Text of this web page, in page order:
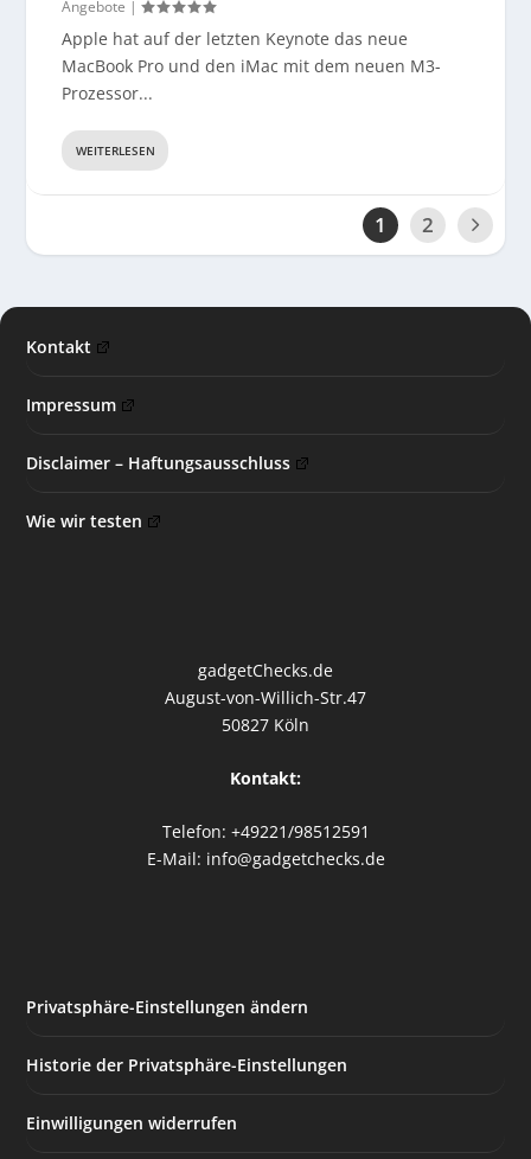
Angebote |
Apple hat auf der letzten Keynote das neue
MacBook Pro und den iMac mit dem neuen M3-
Prozessor...
WEITERLESEN
1 2
Kontakt
Impressum
Disclaimer – Haftungsausschluss
Wie wir testen
gadgetChecks.de
August-von-Willich-Str.47
50827 Köln
Kontakt:
Telefon: +49221/98512591
E-Mail: info@gadgetchecks.de
Privatsphäre-Einstellungen ändern
Historie der Privatsphäre-Einstellungen
Einwilligungen widerrufen